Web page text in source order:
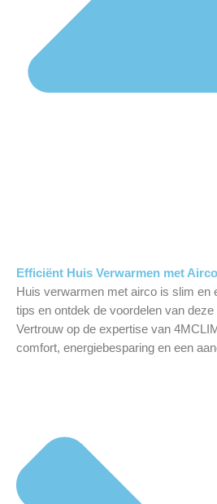
Efficiënt Huis Verwarmen met
Huis verwarmen met airco is slim en
tips en ontdek de voordelen van
Vertrouw op de expertise van
comfort, energiebesparing en een